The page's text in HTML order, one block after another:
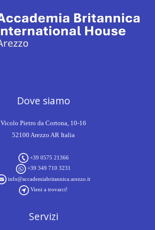
Dove siamo
Vicolo Pietro da Cortona, 10-16
52100 Arezzo AR Italia
+39 0575 21366
+39 349 710 3231
info@accademiabritannica.arezzo.it
Vieni a trovarci!
Servizi